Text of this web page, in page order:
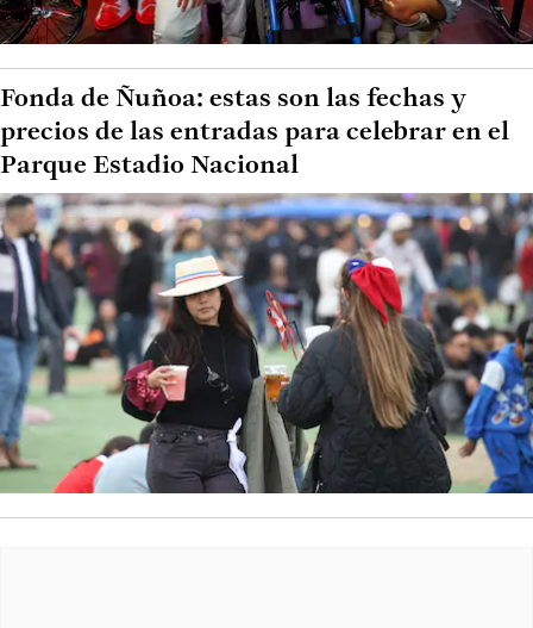
Fonda de Ñuñoa: estas son las fechas y
precios de las entradas para celebrar en el
Parque Estadio Nacional